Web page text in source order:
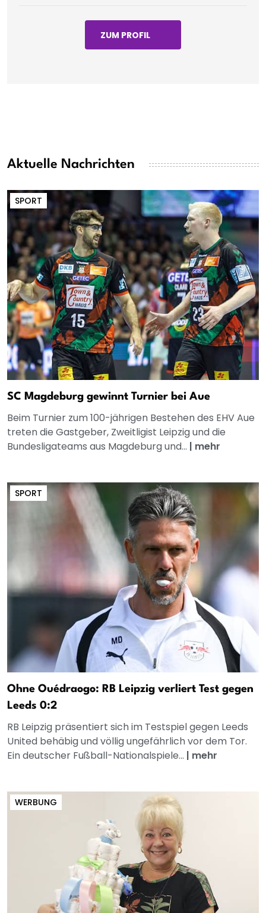
ZUM PROFIL
Aktuelle Nachrichten
SPORT
SC Magdeburg gewinnt Turnier bei Aue
Beim Turnier zum 100-jährigen Bestehen des EHV Aue
treten die Gastgeber, Zweitligist Leipzig und die
Bundesligateams aus Magdeburg und... | mehr
SPORT
Ohne Ouédraogo: RB Leipzig verliert Test gegen
Leeds 0:2
RB Leipzig präsentiert sich im Testspiel gegen Leeds
United behäbig und völlig ungefährlich vor dem Tor.
Ein deutscher Fußball-Nationalspiele... | mehr
WERBUNG